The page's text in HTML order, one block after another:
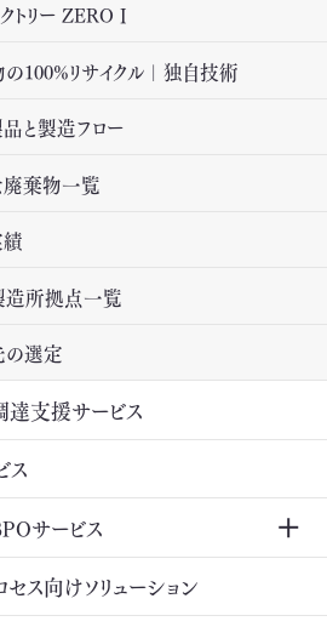
トリー ZEROⅠ
100%リサイクル｜独自技術
品と製造フロー
棄物一覧
績
所拠点一覧
選定
達支援サービス
ス
サービス
ス向けソリューション